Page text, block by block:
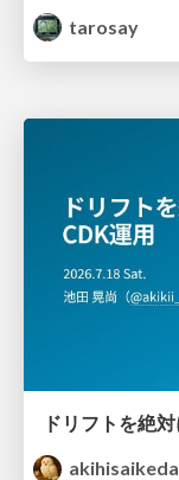
tarosay
akihisaikeda